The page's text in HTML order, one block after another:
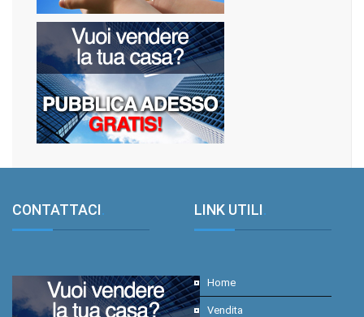
CONTATTACI. LINK UTILI.
Home
Vendita